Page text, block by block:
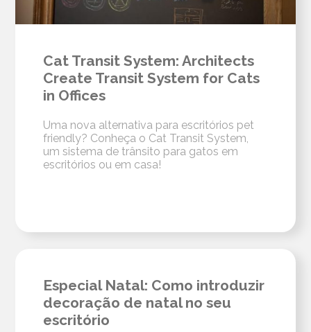
Cat Transit System: Architects
Create Transit System for Cats
in Offices
Uma nova alternativa para escritórios pet
friendly? Conheça o Cat Transit System,
um sistema de trânsito para gatos em
escritórios ou em casa!
Especial Natal: Como introduzir
decoração de natal no seu
escritório